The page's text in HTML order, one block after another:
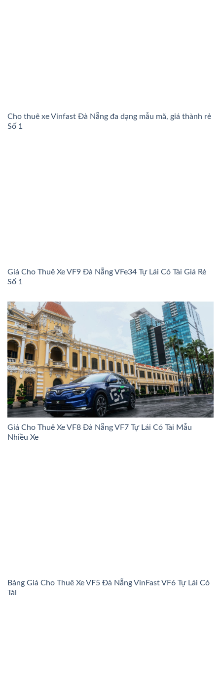
Cho thuê xe Vinfast Đà Nẵng đa dạng mẫu mã, giá thành rẻ
Số 1
Giá Cho Thuê Xe VF9 Đà Nẵng VFe34 Tự Lái Có Tài Giá Rẻ
Số 1
Giá Cho Thuê Xe VF8 Đà Nẵng VF7 Tự Lái Có Tài Mẫu
Nhiều Xe
Bảng Giá Cho Thuê Xe VF5 Đà Nẵng VinFast VF6 Tự Lái Có
Tài